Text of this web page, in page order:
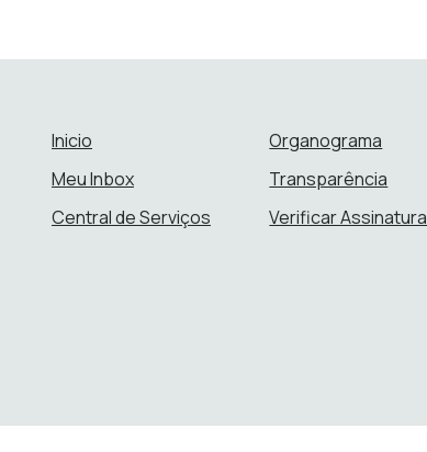
Inicio
Meu Inbox
Central de Serviços
Organograma
Transparência
Verificar Assinatura